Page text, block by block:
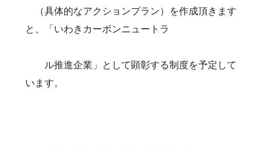
（具体的なアクションプラン）を作成頂きます
と、「いわきカーボンニュートラ
ル推進企業」として顕彰する制度を予定して
います。